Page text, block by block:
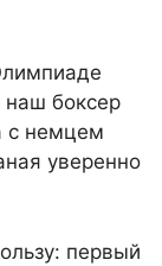
наш боксер
с немцем
уверенно
первый